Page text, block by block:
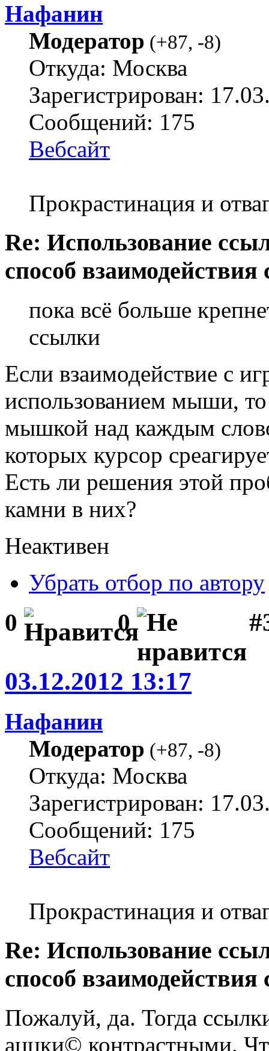
Нафанин
Модератор (+87, -8)
Откуда: Москва
Зарегистрирован:
Сообщений: 175
Вебсайт
Прокрастинация и
Re: Использование
способ взаимодействия
пока всё больше
ссылки
Если взаимодействие с
использованием мыши,
мышкой над каждым
которых курсор
Есть ли решения этой
камни в них?
Неактивен
Убрать отбор по автору
0 0
03.12.2012 13:17
Нафанин
Модератор (+87, -8)
Откуда: Москва
Зарегистрирован:
Сообщений: 175
Вебсайт
Прокрастинация и
Re: Использование
способ взаимодействия
Пожалуй, да. Тогда
аццки© контрастными.